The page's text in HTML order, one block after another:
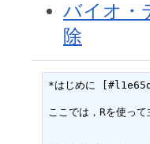
バイオ・
除
*はじめに
ここでは，Rを使っ